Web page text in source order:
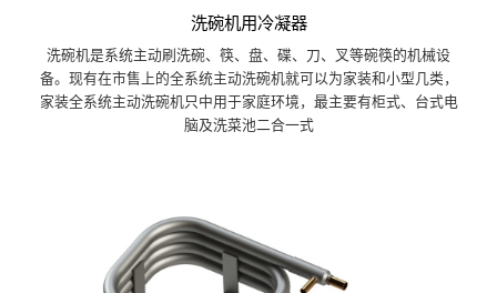
洗碗机用冷凝器
洗碗机是系统主动刷洗碗、筷、盘、碟、刀、叉等碗筷的机械设
备。现有在市售上的全系统主动洗碗机就可以为家装和小型几类，
家装全系统主动洗碗机只中用于家庭环境，最主要有柜式、台式电
脑及洗菜池二合一式